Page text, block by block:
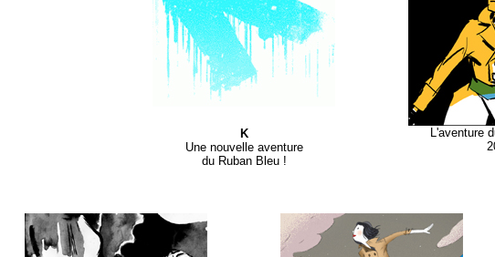
K
Une nouvelle aventure
du Ruban Bleu !
L'aventure